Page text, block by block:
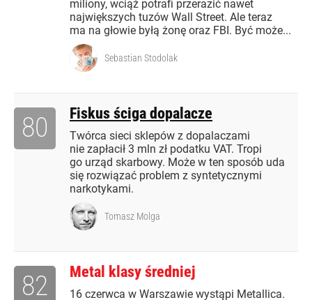
miliony, wciąż potrafi przerazić nawet
największych tuzów Wall Street. Ale teraz
ma na głowie byłą żonę oraz FBI. Być może...
Sebastian Stodolak
Fiskus ściga dopalacze
Twórca sieci sklepów z dopalaczami
nie zapłacił 3 mln zł podatku VAT. Tropi
go urząd skarbowy. Może w ten sposób uda
się rozwiązać problem z syntetycznymi
narkotykami.
80
Tomasz Molga
Metal klasy średniej
16 czerwca w Warszawie wystąpi Metallica.
82